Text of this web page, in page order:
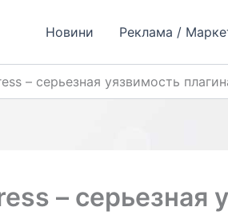
Новини Реклама /
– серьезная уязвимость
– серьезная